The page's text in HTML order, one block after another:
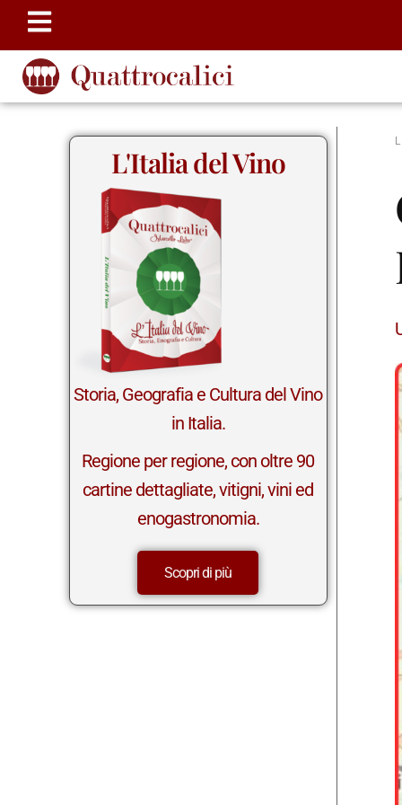
L'Italia del Vino
Storia, Geografia e Cultura del Vino
in Italia.
Regione per regione, con oltre 90
cartine dettagliate, vitigni, vini ed
enogastronomia.
Scopri di più